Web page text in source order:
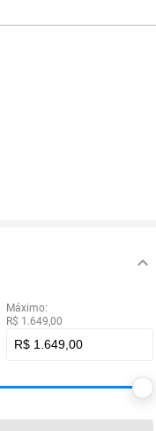
Máximo:
R$ 1.649,00